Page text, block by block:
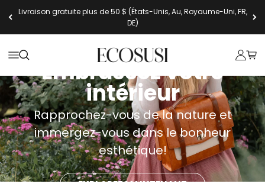
Livraison gratuite plus de 50 $ (États-Unis, Au, Royaume-Uni, FR,
DE)
Ouvrir la navigation
Ouvrir la recherche Ecosusi Ouvrir
Voir
Embrassez votre
intérieur
Rapprochez-vous de la nature et
immergez-vous dans le bonheur
esthétique!
EXPLOREZ MAINTENANT